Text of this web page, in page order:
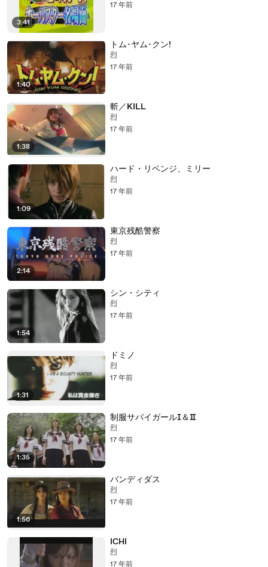
3:41
17 年前
1:40
トム･ヤム･クン!
烈
17 年前
1:38
斬／KILL
烈
17 年前
1:09
ハード・リベンジ、ミリー
烈
17 年前
2:14
東京残酷警察
烈
17 年前
1:54
シン・シティ
烈
17 年前
1:31
ドミノ
烈
17 年前
1:35
制服サバイガールⅠ＆Ⅱ
烈
17 年前
1:56
バンディダス
烈
17 年前
ICHI
烈
17 年前